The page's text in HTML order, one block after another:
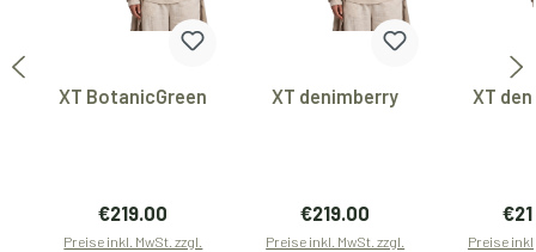
XT BotanicGreen
Regulärer Preis:
€219.00
Preise inkl. MwSt. zzgl.
XT denimberry
Regulärer Preis:
€219.00
Preise inkl. MwSt. zzgl.
XT
Preise